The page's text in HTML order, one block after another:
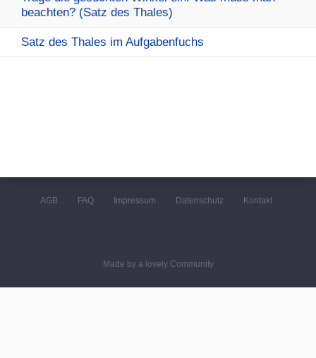
beachten? (Satz des Thales)
Satz des Thales im Aufgabenfuchs
AGB FAQ Impressum Datenschutz Kontakt
Made by a lovely Community